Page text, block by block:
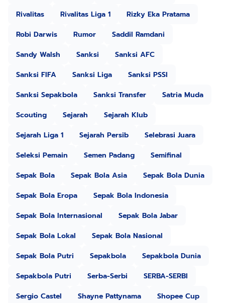
Rivalitas
Rivalitas Liga 1
Rizky Eka Pratama
Robi Darwis
Rumor
Saddil Ramdani
Sandy Walsh
Sanksi
Sanksi AFC
Sanksi FIFA
Sanksi Liga
Sanksi PSSI
Sanksi Sepakbola
Sanksi Transfer
Satria Muda
Scouting
Sejarah
Sejarah Klub
Sejarah Liga 1
Sejarah Persib
Selebrasi Juara
Seleksi Pemain
Semen Padang
Semifinal
Sepak Bola
Sepak Bola Asia
Sepak Bola Dunia
Sepak Bola Eropa
Sepak Bola Indonesia
Sepak Bola Internasional
Sepak Bola Jabar
Sepak Bola Lokal
Sepak Bola Nasional
Sepak Bola Putri
Sepakbola
Sepakbola Dunia
Sepakbola Putri
Serba-Serbi
SERBA-SERBI
Sergio Castel
Shayne Pattynama
Shopee Cup